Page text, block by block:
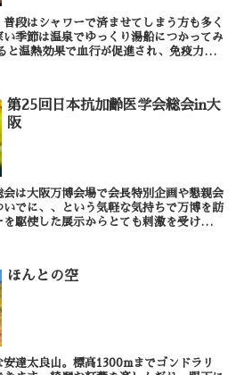
段はシャワーで済ませてしまう方も多く
季節は温泉でゆっくり湯船につかってみ
第25回日本抗加齢医学会総会in大
阪
は大阪万博会場で会長特別企画や懇親会
でに、、という気軽な気持ちで万博を訪
駆使した展示からとても刺激を受けまし
ほんとの空
達太良山。標高1300mまでゴンドラリ